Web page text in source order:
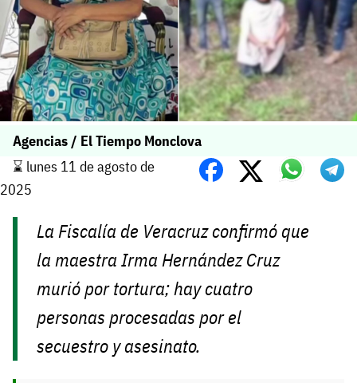
Agencias / El Tiempo Monclova
⌛️ lunes 11 de agosto de
2025
La Fiscalía de Veracruz confirmó que
la maestra Irma Hernández Cruz
murió por tortura; hay cuatro
personas procesadas por el
secuestro y asesinato.